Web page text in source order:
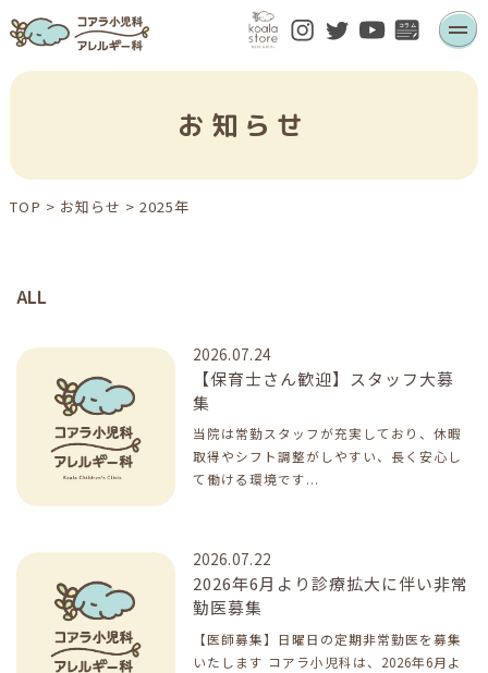
お知らせ
TOP > お知らせ > 2025年
ALL
2026.07.24
【保育士さん歓迎】スタッフ大募
集
当院は常勤スタッフが充実しており、休暇
取得やシフト調整がしやすい、長く安心し
て働ける環境です...
2026.07.22
2026年6月より診療拡大に伴い非常
勤医募集
【医師募集】日曜日の定期非常勤医を募集
いたします コアラ小児科は、2026年6月よ